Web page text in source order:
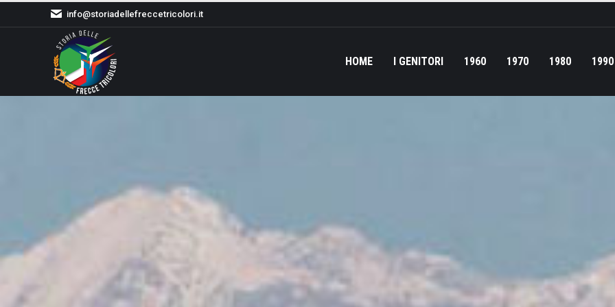
info@storiadellefreccetricolori.it
HOME I GENITORI 1960 1970 1980 1990